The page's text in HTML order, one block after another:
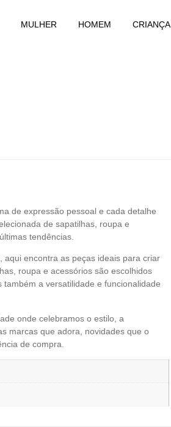
MULHER HOMEM CRIANÇA
de expressão pessoal e cada detalhe
de sapatilhas, roupa e
tendências.
aqui encontra as peças ideais para criar
roupa e acessórios são escolhidos
a versatilidade e funcionalidade
onde celebramos o estilo, a
marcas que adora, novidades que o
de compra.